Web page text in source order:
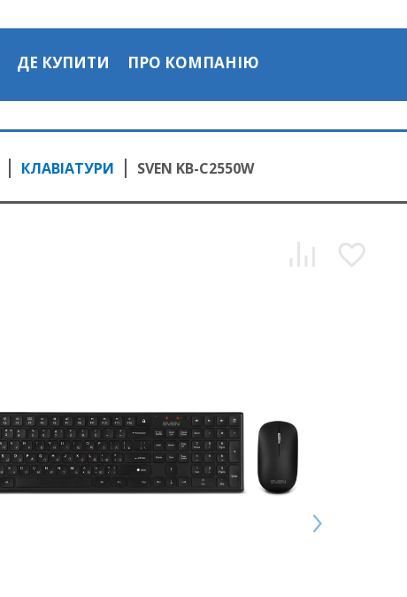
ДЕ КУПИТИ ПРО КОМПАНІЮ
КЛАВІАТУРИ SVEN KB-C2550W